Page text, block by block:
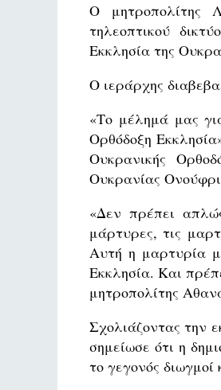
Ο μητροπολίτης
τηλεοπτικού
Εκκλησία της
Ο ιεράρχης
«Το μέλημά μας
Ορθόδοξη
Ουκρανικής
Ουκρανίας
«Δεν πρέπει
μάρτυρες, τις
Αυτή η μαρτυρία
Εκκλησία. Και
μητροπολίτης
Σχολιάζοντας την
σημείωσε ότι η
το γεγονός